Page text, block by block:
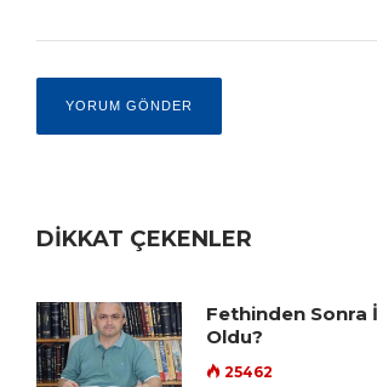
DİKKAT ÇEKENLER
Fethinden Sonra
Oldu?
25462